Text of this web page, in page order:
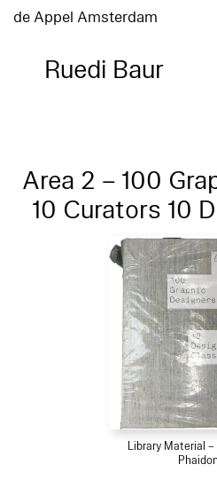
de Appel Amsterdam
Ruedi Baur
Area 2 – 100
10 Curators 10
Library Material
Phaidon